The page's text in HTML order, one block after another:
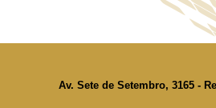
Av. Sete de Setembro, 3165 -